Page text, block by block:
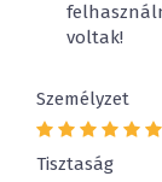
voltak!
Személyzet
Tisztaság